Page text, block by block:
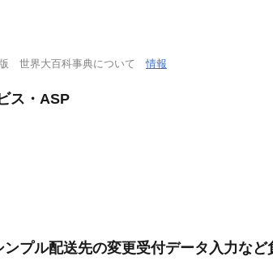
世界大百科事典について情報
ス・ASP
プル配送先の変更受付データ入力など